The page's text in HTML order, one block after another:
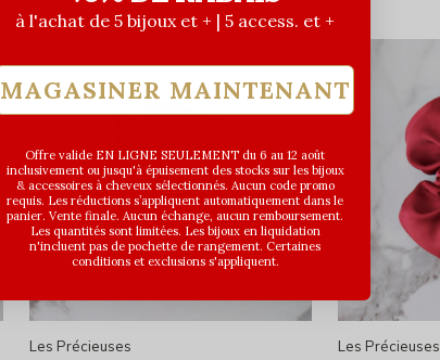
Les Précieuses Les Précieuses
à l'achat de 5 bijoux et + | 5 access. et +
MAGASINER MAINTENANT
Offre valide EN LIGNE SEULEMENT du 6 au 12 août
inclusivement ou jusqu'à épuisement des stocks sur les bijoux
& accessoires à cheveux sélectionnés. Aucun code promo
requis. Les réductions s’appliquent automatiquement dans le
panier. Vente finale. Aucun échange, aucun remboursement.
Les quantités sont limitées. Les bijoux en liquidation
n'incluent pas de pochette de rangement. Certaines
conditions et exclusions s'appliquent.